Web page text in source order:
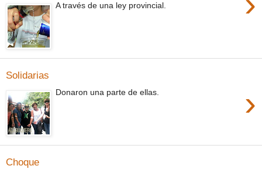
A través de una ley provincial.
Solidarias
›
Donaron una parte de ellas.
Choque